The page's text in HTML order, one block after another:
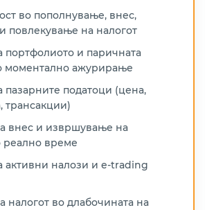
во пополнување, внес,
повлекување на налогот
портфолиото и паричната
моментално ажурирање
пазарните податоци (цена,
трансакции)
внес и извршување на
реално време
активни налози и e-trading
налогот во длабочината на